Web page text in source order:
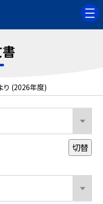
り (2026年度)
切替